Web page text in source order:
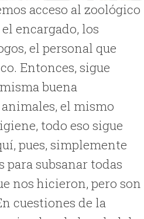
acceso al zoológico
encargado, los
el personal que
Entonces, sigue
buena
el mismo
todo eso sigue
pues, simplemente
para subsanar todas
nos hicieron, pero son
cuestiones de la